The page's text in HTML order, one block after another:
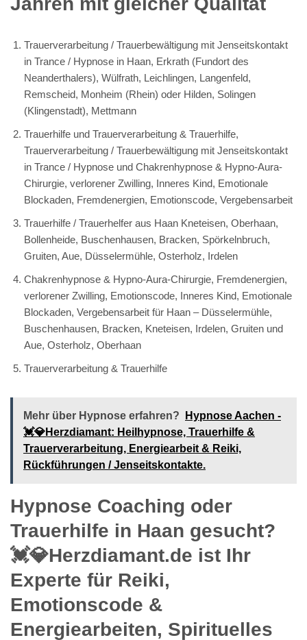
Mehr über Hypnose erfahren?
Hypnose Aachen -
Trauerverarbeitung, Energiearbeit & Reiki,
Rückführungen / Jenseitskontakte.
Hypnose Coaching oder
Trauerhilfe in Haan gesucht?
💓️💎Herzdiamant.de ist Ihr
Experte für Reiki,
Emotionscode &
Energiearbeiten, Spirituelles
Hypnose Coachings und
Heilhypnose
Genau passen sollte zu Ihnen eine Trauerhilfe und
Trauerverarbeitung / Trauerbewältigung mit Jenseitskontakt in
Trance / Hypnose, Trauerverarbeitung & Trauerhilfe oder
Chakrenhypnose & Hypno-Aura-Chirurgie, Inneres Kind,
& Trauerhilfe wie auch Chakrenhypnose & Hypno-Aura-
Chirurgie, verlorener Zwilling, Inneres Kind, Fremdenergien,
Emotionscode, Emotionale Blockaden, Vergebensarbeit! Wir
kreieren Ihnen mit Vergnügen für Ihre Anfrage ein persönliches
Angebot zu unseren Trauerhilfe / Trauerhelfer. Keine versteckte
Kosten der Pauschalen. Trauerhilfe / Trauerhelfer genau auf Sie
angepasst kriegen Sie binnen weniger Tage unser Sortiment per
Email und auf Traum per Post zugeschickt.
Trauerhilfe / Trauerhelfer wie
offerieren Ihnen perfekte Qualitäten
für Haan.